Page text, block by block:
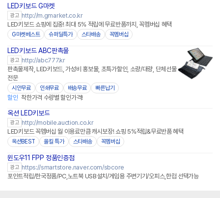
LED키보드 G마켓
광고 http://m.gmarket.co.kr
LED키보드 쇼핑에 집중! 최대 5% 적립에 무료반품까지, 꼭멤버십 혜택
G마켓베스트 슈퍼딜특가 스타배송 꼭멤버십
LED키보드 ABC판촉물
광고 http://abc777.kr
판촉물제작, LED키보드, 가성비 홍보물, 초특가할인, 소량/대량, 단체선물
전문
시안무료 인쇄무료 배송무료 빠른납기
할인 착한가격 수량별 할인가격!
옥션 LED키보드
광고 http://mobile.auction.co.kr
LED키보드 꼭멤버십 월 이용료만큼 캐시보장! 쇼핑 5%적립&무료반품 혜택
옥션BEST 올킬 특가 스타배송 꼭멤버십
윈도우11 FPP 정품인증점
광고 https://smartstore.naver.com/sbcore
포인트적립/한국정품/PC,노트북 USB설치/게임용 주변기기/오피스,한컴 선택가능